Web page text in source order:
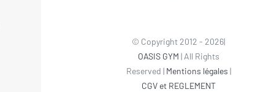
© Copyright 2012 - 2026|
OASIS GYM | All Rights
Reserved | Mentions légales |
CGV et REGLEMENT